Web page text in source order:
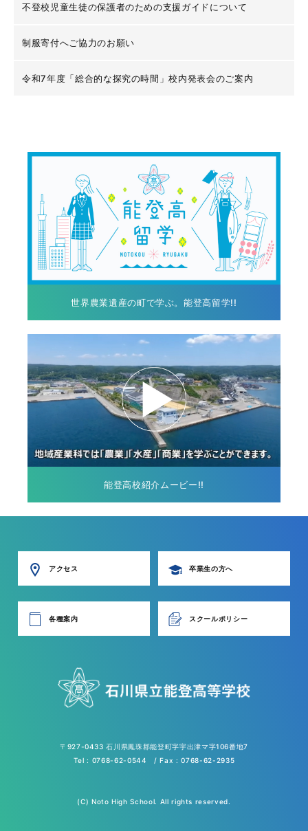
不登校児童生徒の保護者のための支援ガイドについて
制服寄付へご協力のお願い
令和7年度「総合的な探究の時間」校内発表会のご案内
世界農業遺産の町で学ぶ。能登高留学!!
能登高校紹介ムービー!!
アクセス 卒業生の方へ
各種案内 スクールポリシー
〒927-0433 石川県鳳珠郡能登町字宇出津マ字106番地7
Tel : 0768-62-0544 / Fax : 0768-62-2935
(C) Noto High School. All rights reserved.